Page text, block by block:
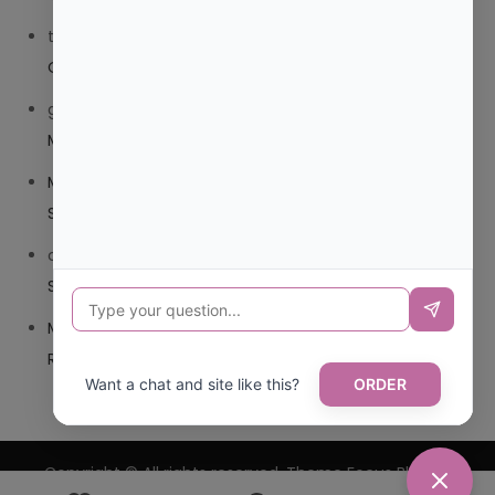
trolls_pipis
O TRIBEDOCE DX?
giovannaservin220
MUNICIPIO?
Mariana Pozo
SANITARIA CANARIA?
carmenharacil
SANITARIA CANARIA?
Mariana Pozoen¿CUAL ES CODIGO POSTAL DE
REPUBLICA DOMINICANA?
Copyright © All rights reserved. Theme Focus Blog by
Want a chat and site like this? ORDER